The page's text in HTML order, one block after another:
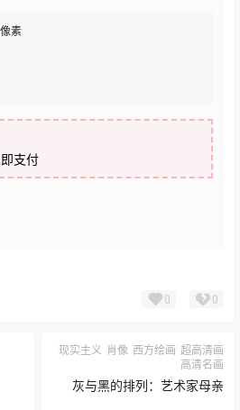
素
支付
0 0
现实主义 肖像 西方绘画 超高清画
高清名画
灰与黑的排列：艺术家母亲